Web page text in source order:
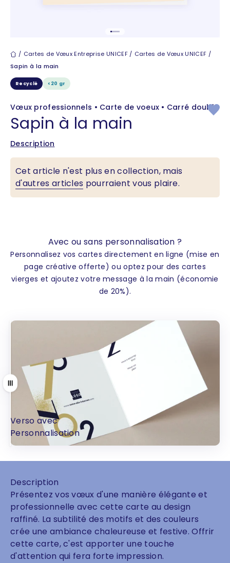
Cartes de vœux
Cartes de Vœux Entreprise UNICEF
Cartes de Vœux UNICEF
Sapin à la main
Recyclé <20 gr
Vœux professionnels • Carte de voeux • Carré double
Sapin à la main
Description
Cet article n'est plus en collection, mais
d'autres articles pourraient vous plaire.
Avec ou sans personnalisation ?
Personnalisez vos cartes directement en ligne (mise en
page créative offerte) ou optez pour des cartes
vierges et ajoutez votre message à la main (économie
de 20%).
Verso avec
Personnalisation
Verso sans
Personnalisation
Tirer
Description
Présentez vos vœux d'une manière élégante et
professionnelle avec cette carte au design
raffiné. La subtilité des motifs et des couleurs
crée une ambiance chaleureuse et festive. Offrir
cette carte, c'est apporter une touche
d'attention qui fera forte impression.